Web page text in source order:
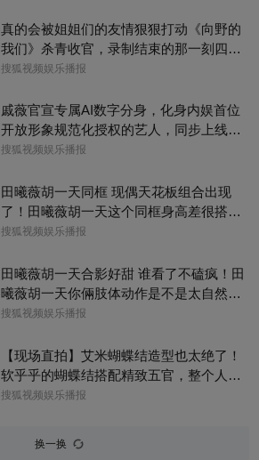
真的会被姐姐们的友情狠狠打动《向野的
我们》杀青收官，录制结束的那一刻四个
姐姐全都哭了，抱在一起满是不舍。十五
份情谊并没有随着节目结束画上句号。大
家已经提前约定好了，往后还要一起奔赴
下一场属于她们的旅行，期待姐姐们的私
搜狐视频娱乐播报
戚薇官宣专属AI数字分身，化身内娱首位
开放形象规范化授权的艺人，同步上线其
主演的末世AI漫剧！区别于复刻真人，戚
节。面对AI盗脸乱象，她跳出被动维权的
固有模式，主动划定合规使用边界，既开
拓数字内容新赛道，也为艺人肖像版权防
搜狐视频娱乐播报
田曦薇胡一天同框 现偶天花板组合出现
了！田曦薇胡一天这个同框身高差很搭
呀，一高一低温柔适配，光是同框就已经
搜狐视频娱乐播报
田曦薇胡一天合影好甜 谁看了不磕疯！田
曦薇胡一天你倆肢体动作是不是太自然
了，下意识的互动松弛又好嗑，现偶CP感
搜狐视频娱乐播报
【现场直拍】艾米蝴蝶结造型也太绝了！
软乎乎的蝴蝶结搭配精致五官，整个人灵
气满满难怪大家都说艾米是大花幼年体，
搜狐视频娱乐播报
换一换